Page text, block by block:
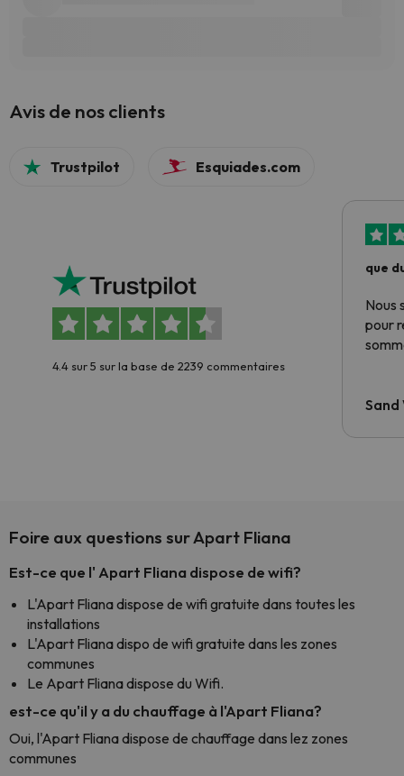
Avis de nos clients
Trustpilot Esquiades.com
4.4 sur 5 sur la base de 2239 commentaires
que
Nous
pour
Sand
Foire aux questions sur Apart Fliana
Est-ce que l' Apart Fliana dispose de wifi?
L'Apart Fliana dispose de wifi gratuite dans toutes les
installations
L'Apart Fliana dispo de wifi gratuite dans les zones
communes
Le Apart Fliana dispose du Wifi.
est-ce qu'il y a du chauffage à l'Apart Fliana?
Oui, l'Apart Fliana dispose de chauffage dans lez zones
communes